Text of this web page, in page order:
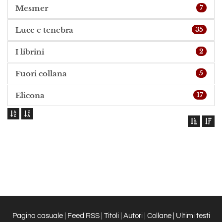
Mesmer 7
Luce e tenebra 35
I librini 2
Fuori collana 5
Elicona 17
Pagina casuale Feed RSS Titoli Autori Collane Ultimi testi